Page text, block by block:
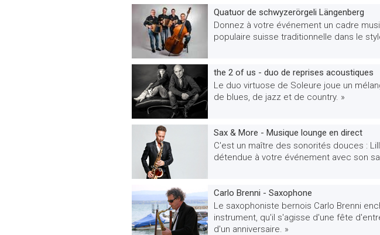
Quatuor de schwyzerörgeli Längenberg
Donnez à votre événement un cadre
populaire suisse traditionnelle dans le
the 2 of us - duo de reprises acoustiques
Le duo virtuose de Soleure joue un
de blues, de jazz et de country. »
Sax & More - Musique lounge en direct
C'est un maître des sonorités douces :
détendue à votre événement avec son
Carlo Brenni - Saxophone
Le saxophoniste bernois Carlo Brenni
instrument, qu'il s'agisse d'une fête
d'un anniversaire. »